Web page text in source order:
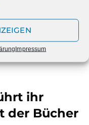
Impressum
geben. Allen, die
ihr
der Bücher